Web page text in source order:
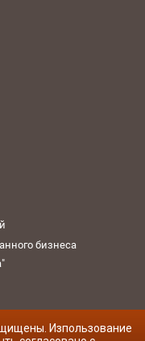
бизнеса
Изпользование